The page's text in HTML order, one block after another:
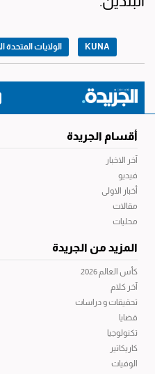
KUNA الولايات المتحدة
أقسام الجريدة
آخر الاخبار
فيديو
أخبار الاولى
مقالات
محليات
المزيد من الجريدة
كأس العالم 2026
آخر كلام
تحقيقات و دراسات
قضايا
تكنولوجيا
كاريكاتير
الوفيات